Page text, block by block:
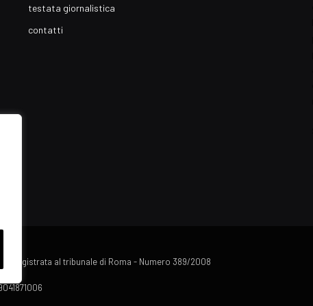
testata giornalistica
contatti
registrata al tribunale di Roma - Numero 389/2008